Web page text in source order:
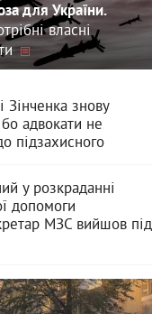
для України.
власні
Зінченка знову
адвокати не
підзахисного
у розкраданні
допомоги
МЗС вийшов під